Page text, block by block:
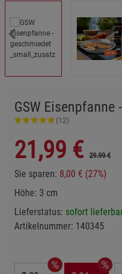
GSW Eisenpfanne
(12)
21,99 € 29.99 €
Sie sparen: 8,00 € (27%)
Höhe: 3 cm
Lieferstatus: sofort
Artikelnummer: 140345